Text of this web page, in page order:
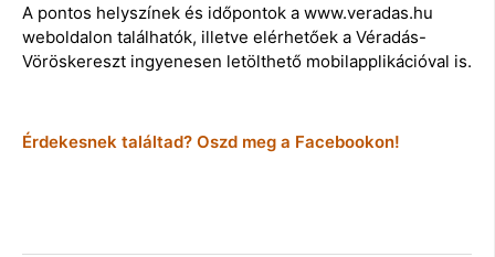
A pontos helyszínek és időpontok a www.veradas.hu
weboldalon találhatók, illetve elérhetőek a Véradás-
Vöröskereszt ingyenesen letölthető mobilapplikációval is.
Érdekesnek találtad? Oszd meg a Facebookon!